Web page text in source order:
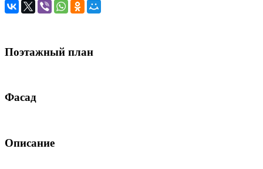
Поэтажный план
Фасад
Описание